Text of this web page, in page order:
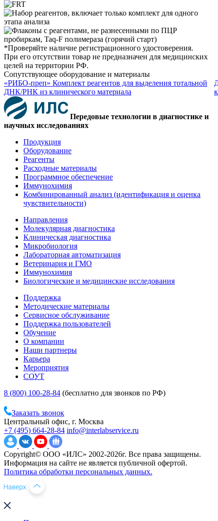
*Проверяйте наличие регистрационного удостоверения.
При его отсутствии товар не предназначен для медицинских
целей на территории РФ.
Сопутствующее оборудование и материалы
«РИБО-преп» Комплект реагентов для выделения тотальной
ДНК/РНК из клинического материала
Передовые технологии в диагностике и
научных исследованиях
Продукция
Оборудование
Реагенты
Расходные материалы
Программное обеспечение
Иммунохимия
Комбинированный анализ (идентификация и оценка
чувствительности)
Направления
Молекулярная диагностика
Клиническая диагностика
Микробиология
Лабораторная автоматизация
Ветеринария и ГМО
Иммунохимия
Биологические и медицинские исследования
Поддержка
Методические материалы
Сервисное обслуживание
Поддержка пользователей
Обучение
О компании
Наши партнеры
Карьера
Мероприятия
СОУТ
8 (800) 100-28-84 (бесплатно для звонков по РФ)
Заказать звонок
Центральный офис, г. Москва
+7 (495) 664-28-84 info@interlabservice.ru
Copyright© ООО «ИЛС» 2002-2026г. Все права защищены.
Информация на сайте не является публичной офертой.
Политика обработки персональных данных.